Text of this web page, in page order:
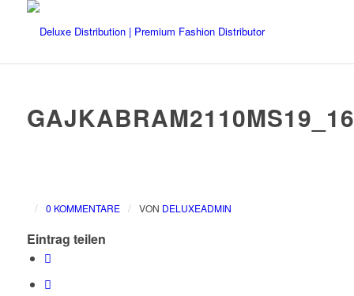
/ 0 KOMMENTARE / VON DELUXEADMIN
Eintrag teilen